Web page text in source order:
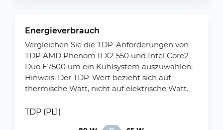
Energieverbrauch
Vergleichen Sie die TDP-Anforderungen von
TDP AMD Phenom II X2 550 und Intel Core2
Duo E7500 um ein Kühlsystem auszuwählen.
Hinweis: Der TDP-Wert bezieht sich auf
thermische Watt, nicht auf elektrische Watt.
TDP (PL1)